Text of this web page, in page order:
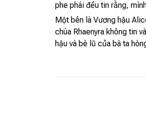
phe phái đều tin rằng,
Một bên là Vương hậu
chúa Rhaenyra không tin
hậu và bè lũ của bà ta